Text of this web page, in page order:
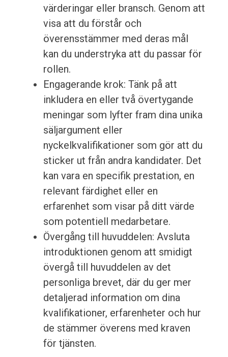
värderingar eller bransch. Genom att
visa att du förstår och
överensstämmer med deras mål
kan du understryka att du passar för
rollen.
Engagerande krok: Tänk på att
inkludera en eller två övertygande
meningar som lyfter fram dina unika
säljargument eller
nyckelkvalifikationer som gör att du
sticker ut från andra kandidater. Det
kan vara en specifik prestation, en
relevant färdighet eller en
erfarenhet som visar på ditt värde
som potentiell medarbetare.
Övergång till huvuddelen: Avsluta
introduktionen genom att smidigt
övergå till huvuddelen av det
personliga brevet, där du ger mer
detaljerad information om dina
kvalifikationer, erfarenheter och hur
de stämmer överens med kraven
för tjänsten.